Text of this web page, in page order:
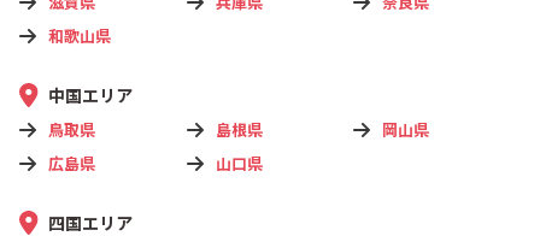
和歌山県
中国エリア
鳥取県 島根県
岡山県
広島県
山口県
四国エリア